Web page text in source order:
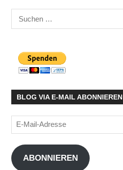
Suchen
nach:
BLOG VIA E-MAIL ABONNIEREN
E-
Mail-
Adresse
ABONNIEREN